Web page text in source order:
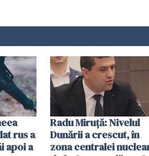
rus a
apoi a
Radu Miruţă: Nivelul
Dunării a crescut, în
zona centralei